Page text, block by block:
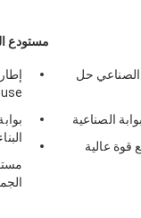
مستودع
الصناعي حل
الصناعية
قوة عالية